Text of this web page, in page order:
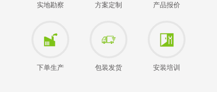
实地勘察 方案定制 产品报价
下单生产 包装发货 安装培训